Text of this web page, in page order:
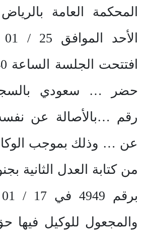
المحكمة العامة
حضر … سعودي
رقم …بالأصالة عن نفسه
عن … وذلك بموجب
من كتابة العدل الثانية
والمجعول للوكيل فيها